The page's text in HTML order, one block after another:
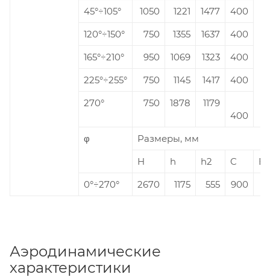
45°÷105°
1050 1221 1477
400
120°÷150°
750 1355 1637
400
165°÷210°
950 1069 1323
400
225°÷255°
750 1145 1417
400
270°
750 1878
1179
400
φ
Размеры, мм
H
h h2 C
E
0°÷270°
2670 1175 555 900
Аэродинамические
характеристики